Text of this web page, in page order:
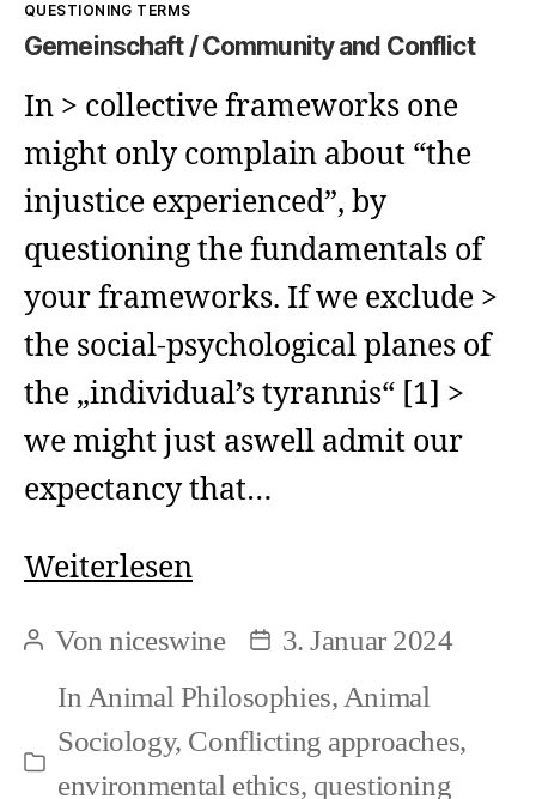
QUESTIONING TERMS
Gemeinschaft / Community and Conflict
In > collective frameworks one
might only complain about “the
injustice experienced”, by
questioning the fundamentals of
your frameworks. If we exclude >
the social-psychological planes of
the „individual’s tyrannis“ [1] >
we might just aswell admit our
expectancy that…
WeiterlesenGemeinschaft
Community
and
Conflict
Beitragsautor
Vonniceswine Beitragsdatum
3. Januar 2024
Kategorien
In Animal Philosophies, Animal
Sociology, Conflicting approaches,
environmental ethics, questioning